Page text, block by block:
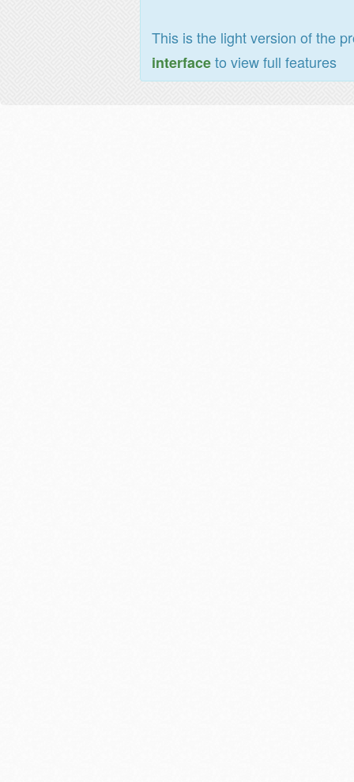
This is the light version of the
interfaceto view full features